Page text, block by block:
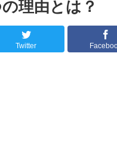
理由とは？
Twitter